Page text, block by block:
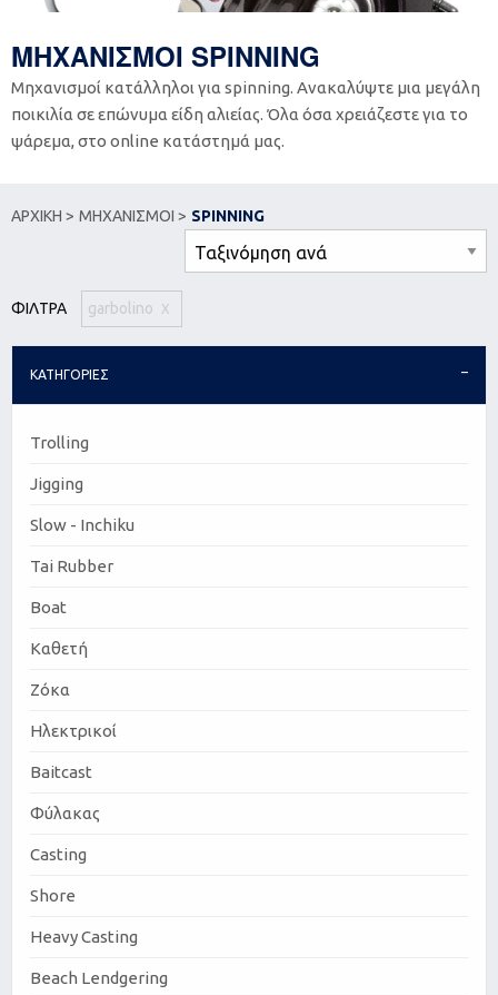
ΜΗΧΑΝΙΣΜΟΙ SPINNING
Μηχανισμοί κατάλληλοι για spinning. Ανακαλύψτε μια μεγάλη
ποικιλία σε επώνυμα είδη αλιείας. Όλα όσα χρειάζεστε για το
ψάρεμα, στο online κατάστημά μας.
ΑΡΧΙΚΗ > ΜΗΧΑΝΙΣΜΟΙ > SPINNING
ΦΙΛΤΡΑ garbolino
ΚΑΤΗΓΟΡΙΕΣ
Trolling
Jigging
Slow - Inchiku
Tai Rubber
Boat
Καθετή
Ζόκα
Ηλεκτρικοί
Baitcast
Φύλακας
Casting
Shore
Heavy Casting
Beach Lendgering